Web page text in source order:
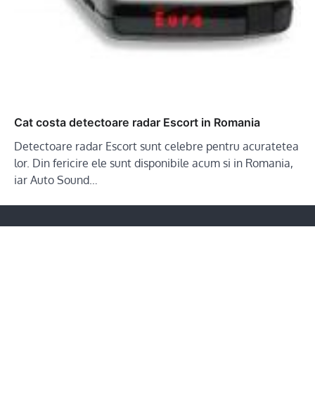
Cat costa detectoare radar Escort in Romania
Detectoare radar Escort sunt celebre pentru acuratetea
lor. Din fericire ele sunt disponibile acum si in Romania,
iar Auto Sound…